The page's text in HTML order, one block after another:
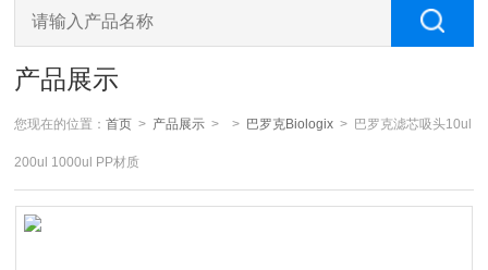
产品展示
您现在的位置：首页 > 产品展示 > > 巴罗克Biologix > 巴罗克滤芯吸头10ul
200ul 1000ul PP材质